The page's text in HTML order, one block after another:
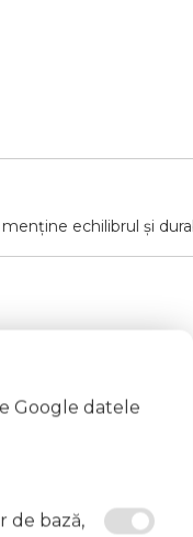
echilibrul și
Google datele
de bază,